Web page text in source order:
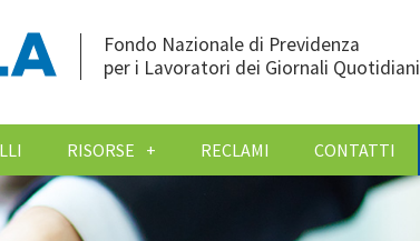
Fondo Nazionale di Previdenza
per i Lavoratori dei Giornali Quotidiani
RISORSE RECLAMI CONTATTI